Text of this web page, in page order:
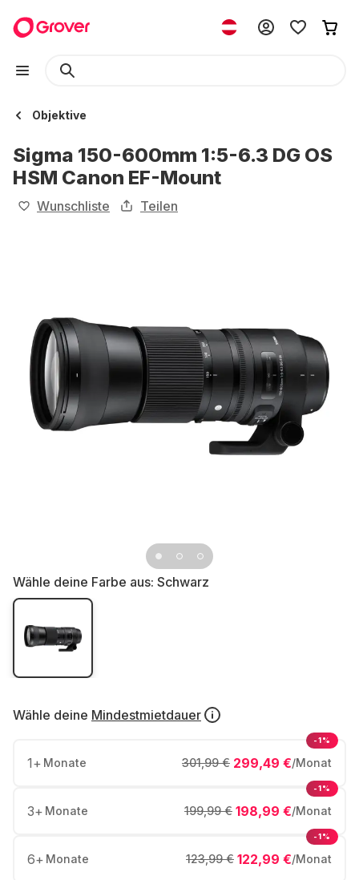
Objektive
Sigma 150-600mm 1:5-6.3 DG OS
HSM Canon EF-Mount
Wunschliste Teilen
Wähle deine Farbe aus: Schwarz
Wähle deine Mindestmietdauer
1+ Monate 299,49 €/Monat
301,99 €
-1%
3+ Monate 198,99 €/Monat
199,99 €
-1%
6+ Monate 122,99 €/Monat
123,99 €
-1%